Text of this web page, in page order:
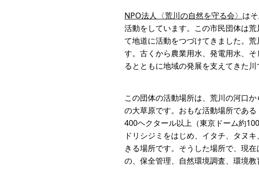
NPO法人〈荒川の自然を守る会〉 は
活動をしています。この市民団体は
て地道に活動をつづけてきました。
す。古くから農業用水、発電用水、
るとともに地域の発展を支えてきた川
この団体の活動場所は、荒川の河口
の大草原です。おもな活動場所であ
400ヘクタール以上（東京ドーム約
ドリシジミをはじめ、イタチ、タヌ
きる場所です。そうした場所で、現
の、保全管理、自然環境調査、環境教